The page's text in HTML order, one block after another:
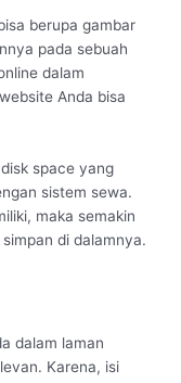
berupa gambar
pada sebuah
dalam
Anda bisa
space yang
sistem sewa.
maka semakin
di dalamnya.
dalam laman
Karena, isi